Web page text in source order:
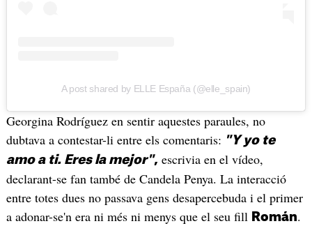
A post shared by ELLE España (@elle_spain)
Georgina Rodríguez en sentir aquestes paraules, no
dubtava a contestar-li entre els comentaris: "Y yo te
amo a ti. Eres la mejor", escrivia en el vídeo,
declarant-se fan també de Candela Penya. La interacció
entre totes dues no passava gens desapercebuda i el primer
a adonar-se'n era ni més ni menys que el seu fill Román.